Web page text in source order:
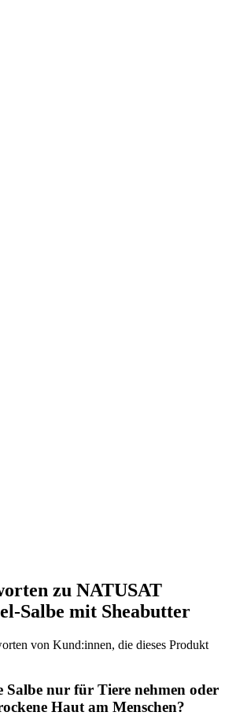
zu NATUSAT
Salbe mit Sheabutter
von Kund:innen, die dieses Produkt
Salbe nur für Tiere nehmen oder
Haut am Menschen?